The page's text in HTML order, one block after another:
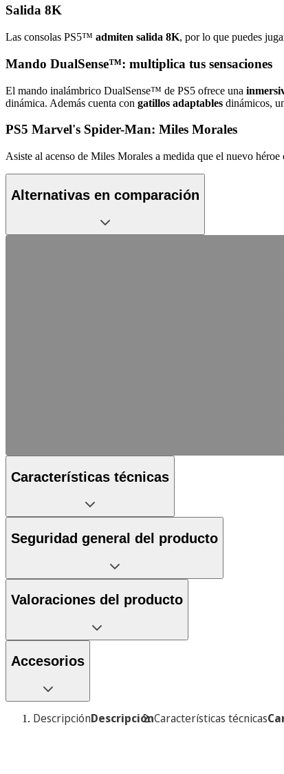
Salida 8K
Las consolas PS5™ admiten salida 8K, por lo que puedes
Mando DualSense™: multiplica tus sensaciones
El mando inalámbrico DualSense™ de PS5 ofrece una
dinámica. Además cuenta con gatillos adaptables dinámicos,
PS5 Marvel's Spider-Man: Miles Morales
Asiste al acenso de Miles Morales a medida que el nuevo
Alternativas en comparación
Características técnicas
Seguridad general del producto
Valoraciones del producto
Accesorios
DescripciónDescripciónCaracterísticas técnicas